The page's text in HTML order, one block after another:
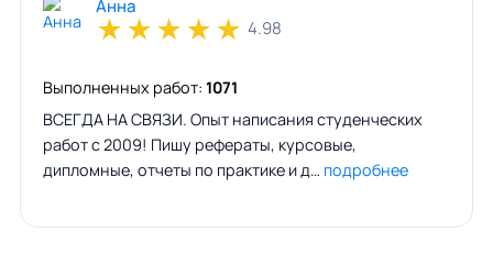
Анна
★★★★★ 4.98
Выполненных работ: 1071
ВСЕГДА НА СВЯЗИ. Опыт написания студенческих
работ с 2009! Пишу рефераты, курсовые,
дипломные, отчеты по практике и д… подробнее